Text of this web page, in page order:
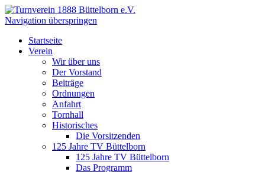
Navigation überspringen
Startseite
Verein
Wir über uns
Der Vorstand
Beiträge
Ordnungen
Anfahrt
Tornhall
Historisches
Die Vorsitzenden
125 Jahre TV Büttelborn
125 Jahre TV Büttelborn
Das Programm